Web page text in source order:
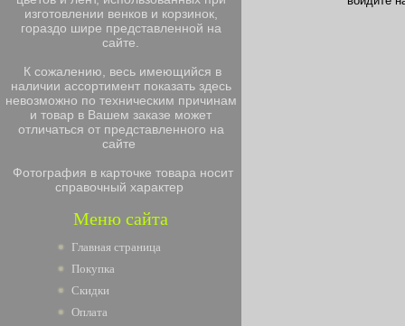
изготовлении венков и корзинок,
гораздо шире представленной на
сайте.
К сожалению, весь имеющийся в
наличии ассортимент показать здесь
невозможно по техническим причинам
и товар в Вашем заказе может
отличаться от представленного на
сайте
Фотография в карточке товара носит
справочный характер
Меню сайта
Главная страница
Покупка
Скидки
Оплата